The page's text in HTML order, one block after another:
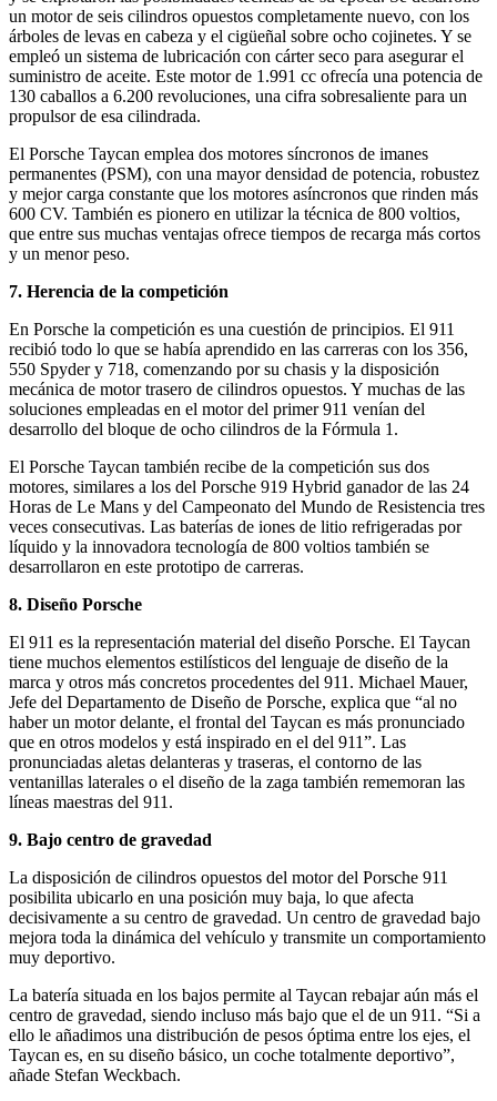
un motor de seis cilindros opuestos completamente nuevo, con los
árboles de levas en cabeza y el cigüeñal sobre ocho cojinetes. Y se
empleó un sistema de lubricación con cárter seco para asegurar el
suministro de aceite. Este motor de 1.991 cc ofrecía una potencia de
130 caballos a 6.200 revoluciones, una cifra sobresaliente para un
propulsor de esa cilindrada.
El Porsche Taycan emplea dos motores síncronos de imanes
permanentes (PSM), con una mayor densidad de potencia, robustez
y mejor carga constante que los motores asíncronos que rinden más
600 CV. También es pionero en utilizar la técnica de 800 voltios,
que entre sus muchas ventajas ofrece tiempos de recarga más cortos
y un menor peso.
7. Herencia de la competición
En Porsche la competición es una cuestión de principios. El 911
recibió todo lo que se había aprendido en las carreras con los 356,
550 Spyder y 718, comenzando por su chasis y la disposición
mecánica de motor trasero de cilindros opuestos. Y muchas de las
soluciones empleadas en el motor del primer 911 venían del
desarrollo del bloque de ocho cilindros de la Fórmula 1.
El Porsche Taycan también recibe de la competición sus dos
motores, similares a los del Porsche 919 Hybrid ganador de las 24
Horas de Le Mans y del Campeonato del Mundo de Resistencia tres
veces consecutivas. Las baterías de iones de litio refrigeradas por
líquido y la innovadora tecnología de 800 voltios también se
desarrollaron en este prototipo de carreras.
8. Diseño Porsche
El 911 es la representación material del diseño Porsche. El Taycan
tiene muchos elementos estilísticos del lenguaje de diseño de la
marca y otros más concretos procedentes del 911. Michael Mauer,
Jefe del Departamento de Diseño de Porsche, explica que “al no
haber un motor delante, el frontal del Taycan es más pronunciado
que en otros modelos y está inspirado en el del 911”. Las
pronunciadas aletas delanteras y traseras, el contorno de las
ventanillas laterales o el diseño de la zaga también rememoran las
líneas maestras del 911.
9. Bajo centro de gravedad
La disposición de cilindros opuestos del motor del Porsche 911
posibilita ubicarlo en una posición muy baja, lo que afecta
decisivamente a su centro de gravedad. Un centro de gravedad bajo
mejora toda la dinámica del vehículo y transmite un comportamiento
muy deportivo.
La batería situada en los bajos permite al Taycan rebajar aún más el
centro de gravedad, siendo incluso más bajo que el de un 911. “Si a
ello le añadimos una distribución de pesos óptima entre los ejes, el
Taycan es, en su diseño básico, un coche totalmente deportivo”,
añade Stefan Weckbach.